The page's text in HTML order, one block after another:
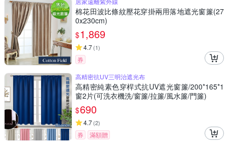
棉花田波比條紋壓花穿掛兩用落地遮光窗簾(27
0x230cm)
$1,869
4.7(1)
券
高精密抗UV三明治遮光布
高精密純素色穿桿式抗UV遮光窗簾/200*165*1
窗2片(可洗衣機洗/窗簾/拉簾/風水簾/門簾)
$690
4.7(2)
券
滿額贈